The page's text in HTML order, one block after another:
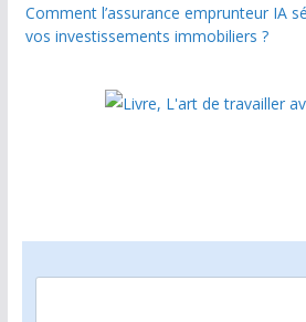
Comment l’assurance emprunteur IA
vos investissements immobiliers ?